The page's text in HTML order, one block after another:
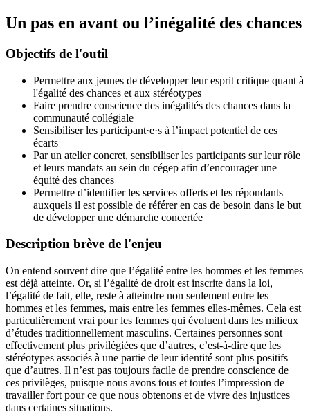
Un pas en avant ou l’inégalité des chances
Objectifs de l'outil
Permettre aux jeunes de développer leur esprit critique quant à
l'égalité des chances et aux stéréotypes
Faire prendre conscience des inégalités des chances dans la
communauté collégiale
Sensibiliser les participant·e·s à l’impact potentiel de ces
écarts
Par un atelier concret, sensibiliser les participants sur leur rôle
et leurs mandats au sein du cégep afin d’encourager une
équité des chances
Permettre d’identifier les services offerts et les répondants
auxquels il est possible de référer en cas de besoin dans le but
de développer une démarche concertée
Description brève de l'enjeu
On entend souvent dire que l’égalité entre les hommes et les femmes
est déjà atteinte. Or, si l’égalité de droit est inscrite dans la loi,
l’égalité de fait, elle, reste à atteindre non seulement entre les
hommes et les femmes, mais entre les femmes elles-mêmes. Cela est
particulièrement vrai pour les femmes qui évoluent dans les milieux
d’études traditionnellement masculins. Certaines personnes sont
effectivement plus privilégiées que d’autres, c’est-à-dire que les
stéréotypes associés à une partie de leur identité sont plus positifs
que d’autres. Il n’est pas toujours facile de prendre conscience de
ces privilèges, puisque nous avons tous et toutes l’impression de
travailler fort pour ce que nous obtenons et de vivre des injustices
dans certaines situations.